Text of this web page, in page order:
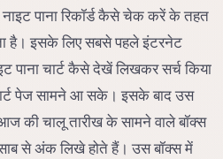
नाइट पाना रिकॉर्ड कैसे चेक करें के तहत
है। इसके लिए सबसे पहले इंटरनेट
पाना चार्ट कैसे देखें लिखकर सर्च किया
पेज सामने आ सके। इसके बाद उस
की चालू तारीख के सामने वाले बॉक्स
से अंक लिखे होते हैं। उस बॉक्स में